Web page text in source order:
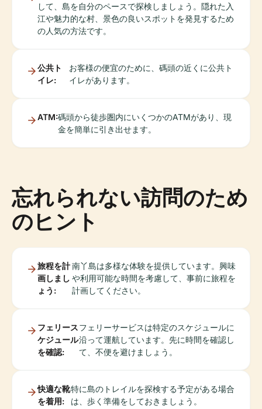
して、島を自分のペースで探検しましょう。隠れた入
江や魅力的な村、景色の良いスポットを発見するため
の人気の方法です。
公共ト
イレ:
お客様の便宜のために、碼頭の近くに公共ト
イレがあります。
ATM:碼頭から徒歩圏内にいくつかのATMがあり、現
金を簡単に引き出せます。
忘れられない訪問のため
のヒント
旅程を計
画しまし
ょう:
南丫島は多様な体験を提供しています。興味
や利用可能な時間を考慮して、事前に旅程を
計画してください。
フェリース
ケジュール
を確認:
フェリーサービスは特定のスケジュールに
沿って運航しています。先に時間を確認し
て、不便を避けましょう。
快適な靴
を着用:
特に島のトレイルを探検する予定がある場合
は、歩く準備をしておきましょう。